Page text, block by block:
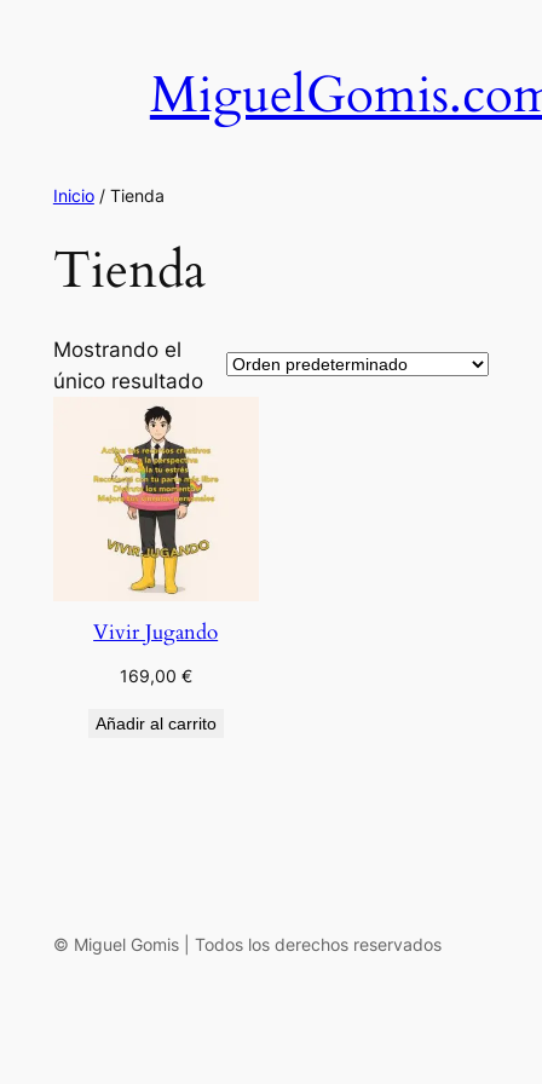
Inicio/ Tienda
Tienda
Mostrando el
único resultado
Vivir Jugando
169,00 €
Añadir al carrito
© Miguel Gomis | Todos los derechos reservados